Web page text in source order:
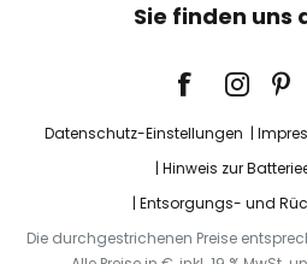
Sie finden uns
Datenschutz-Einstellungen
Hinweis zur
Entsorgungs- und
Die durchgestrichenen Preise